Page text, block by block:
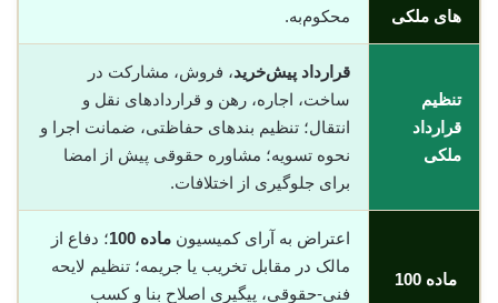
های ملکی
محکوم‌به.
تنظیم
قرارداد
ملکی
قرارداد پیش‌خرید، فروش، مشارکت در
ساخت، اجاره، رهن و قراردادهای نقل و
انتقال؛ تنظیم بندهای حفاظتی، ضمانت اجرا و
نحوه تسویه؛ مشاوره حقوقی پیش از امضا
برای جلوگیری از اختلافات.
ماده 100
اعتراض به آرای کمیسیون ماده 100
؛ دفاع از
مالک در مقابل تخریب یا جریمه؛ تنظیم لایحه
فنی-حقوقی، پیگیری اصلاح بنا و کسب